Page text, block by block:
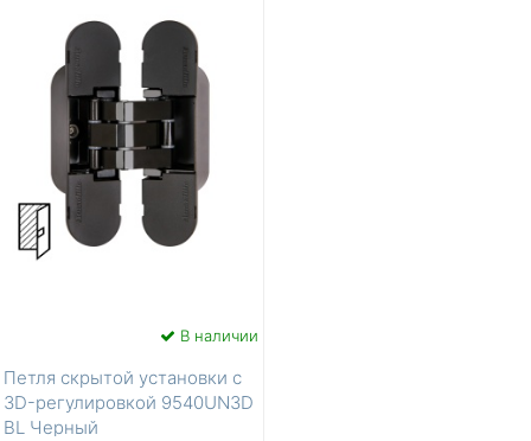
В наличии
Петля скрытой установки с
3D-регулировкой 9540UN3D
BL Черный